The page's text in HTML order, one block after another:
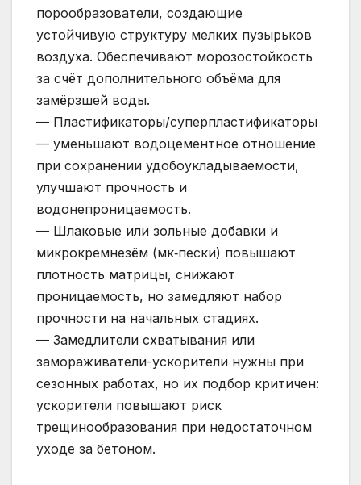
порообразователи, создающие
устойчивую структуру мелких пузырьков
воздуха. Обеспечивают морозостойкость
за счёт дополнительного объёма для
замёрзшей воды.
— Пластификаторы/суперпластификаторы
— уменьшают водоцементное отношение
при сохранении удобоукладываемости,
улучшают прочность и
водонепроницаемость.
— Шлаковые или зольные добавки и
микрокремнезём (мк‑пески) повышают
плотность матрицы, снижают
проницаемость, но замедляют набор
прочности на начальных стадиях.
— Замедлители схватывания или
замораживатели-ускорители нужны при
сезонных работах, но их подбор критичен:
ускорители повышают риск
трещинообразования при недостаточном
уходе за бетоном.